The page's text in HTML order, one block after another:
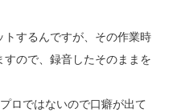
するんですが、その作業時
ので、録音したそのままを
ロではないので口癖が出て